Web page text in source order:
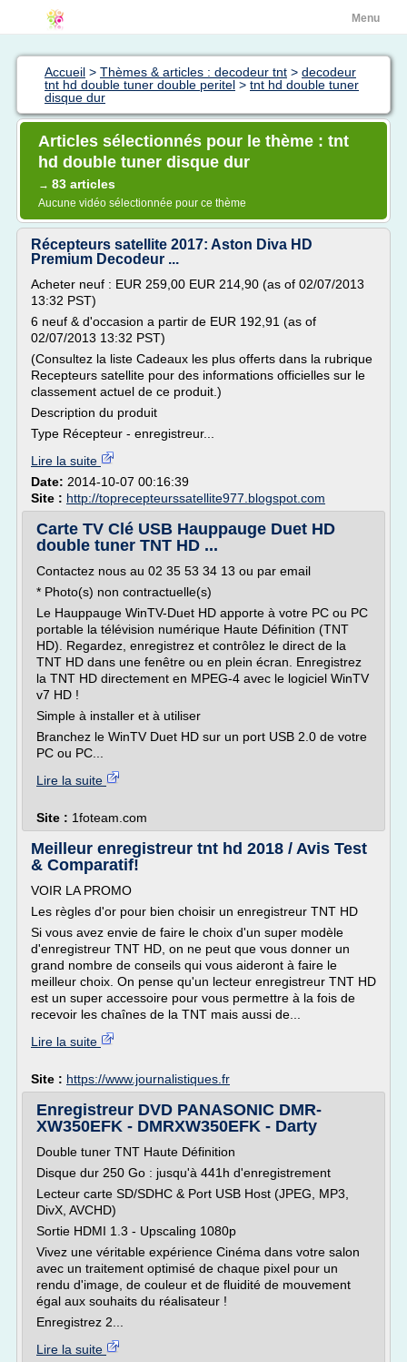
Menu
Accueil > Thèmes & articles : decodeur tnt > decodeur
tnt hd double tuner double peritel > tnt hd double tuner
disque dur
Articles sélectionnés pour le thème : tnt
hd double tuner disque dur
→ 83 articles
Aucune vidéo sélectionnée pour ce thème
Récepteurs satellite 2017: Aston Diva HD
Premium Decodeur ...
Acheter neuf : EUR 259,00 EUR 214,90 (as of 02/07/2013
13:32 PST)
6 neuf & d'occasion a partir de EUR 192,91 (as of
02/07/2013 13:32 PST)
(Consultez la liste Cadeaux les plus offerts dans la rubrique
Recepteurs satellite pour des informations officielles sur le
classement actuel de ce produit.)
Description du produit
Type Récepteur - enregistreur...
Lire la suite
Date: 2014-10-07 00:16:39
Site : http://toprecepteurssatellite977.blogspot.com
Carte TV Clé USB Hauppauge Duet HD
double tuner TNT HD ...
Contactez nous au 02 35 53 34 13 ou par email
* Photo(s) non contractuelle(s)
Le Hauppauge WinTV-Duet HD apporte à votre PC ou PC
portable la télévision numérique Haute Définition (TNT
HD). Regardez, enregistrez et contrôlez le direct de la
TNT HD dans une fenêtre ou en plein écran. Enregistrez
la TNT HD directement en MPEG-4 avec le logiciel WinTV
v7 HD !
Simple à installer et à utiliser
Branchez le WinTV Duet HD sur un port USB 2.0 de votre
PC ou PC...
Lire la suite
Site : 1foteam.com
Meilleur enregistreur tnt hd 2018 / Avis Test
& Comparatif!
VOIR LA PROMO
Les règles d'or pour bien choisir un enregistreur TNT HD
Si vous avez envie de faire le choix d'un super modèle
d'enregistreur TNT HD, on ne peut que vous donner un
grand nombre de conseils qui vous aideront à faire le
meilleur choix. On pense qu'un lecteur enregistreur TNT HD
est un super accessoire pour vous permettre à la fois de
recevoir les chaînes de la TNT mais aussi de...
Lire la suite
Site : https://www.journalistiques.fr
Enregistreur DVD PANASONIC DMR-
XW350EFK - DMRXW350EFK - Darty
Double tuner TNT Haute Définition
Disque dur 250 Go : jusqu'à 441h d'enregistrement
Lecteur carte SD/SDHC & Port USB Host (JPEG, MP3,
DivX, AVCHD)
Sortie HDMI 1.3 - Upscaling 1080p
Vivez une véritable expérience Cinéma dans votre salon
avec un traitement optimisé de chaque pixel pour un
rendu d'image, de couleur et de fluidité de mouvement
égal aux souhaits du réalisateur !
Enregistrez 2...
Lire la suite